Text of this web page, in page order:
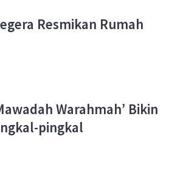
Resmikan Rumah
Warahmah’ Bikin
pingkal